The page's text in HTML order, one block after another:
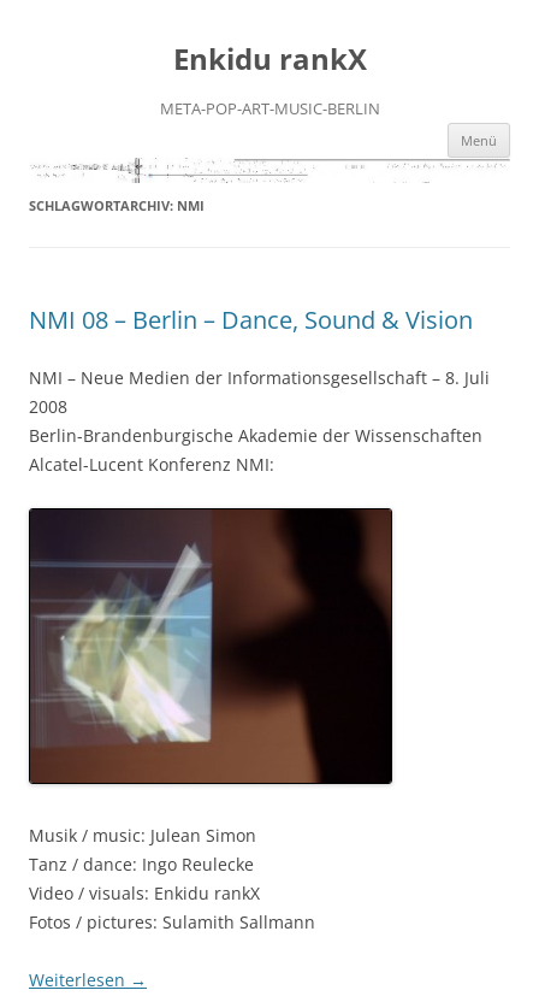
Enkidu rankX
META-POP-ART-MUSIC-BERLIN
Menü
SCHLAGWORTARCHIV: NMI
NMI 08 – Berlin – Dance, Sound & Vision
NMI – Neue Medien der Informationsgesellschaft – 8. Juli
2008
Berlin-Brandenburgische Akademie der Wissenschaften
Alcatel-Lucent Konferenz NMI:
Musik / music: Julean Simon
Tanz / dance: Ingo Reulecke
Video / visuals: Enkidu rankX
Fotos / pictures: Sulamith Sallmann
Weiterlesen →